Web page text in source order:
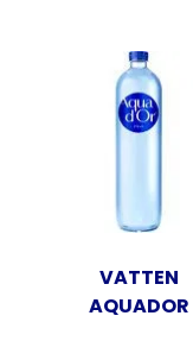
VATTEN
AQUADOR